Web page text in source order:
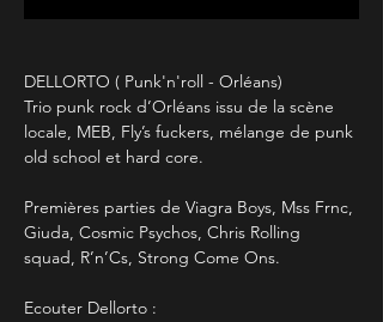
DELLORTO ( Punk'n'roll - Orléans)
Trio punk rock d’Orléans issu de la scène
locale, MEB, Fly’s fuckers, mélange de punk
old school et hard core.
Premières parties de Viagra Boys, Mss Frnc,
Giuda, Cosmic Psychos, Chris Rolling
squad, R’n’Cs, Strong Come Ons.
Ecouter Dellorto :